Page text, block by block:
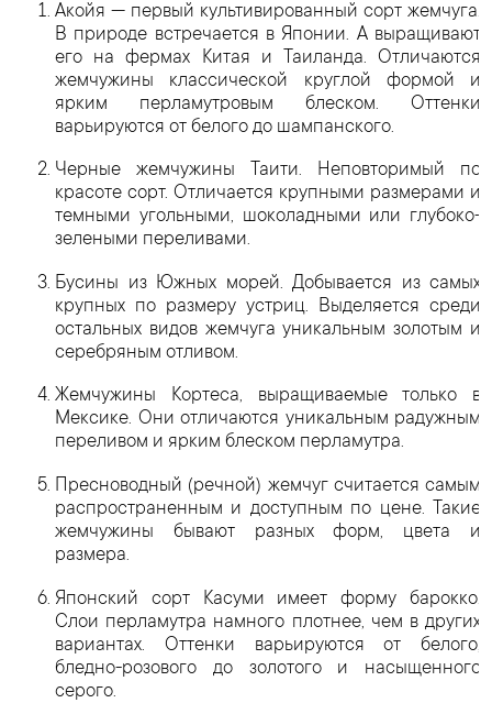
Акойя — первый культивированный сорт жемчуга.
В природе встречается в Японии. А выращивают
его на фермах Китая и Таиланда. Отличаются
жемчужины классической круглой формой и
ярким перламутровым блеском. Оттенки
варьируются от белого до шампанского.
Черные жемчужины Таити. Неповторимый по
красоте сорт. Отличается крупными размерами и
темными угольными, шоколадными или глубоко-
зелеными переливами.
Бусины из Южных морей. Добывается из самых
крупных по размеру устриц. Выделяется среди
остальных видов жемчуга уникальным золотым и
серебряным отливом.
Жемчужины Кортеса, выращиваемые только в
Мексике. Они отличаются уникальным радужным
переливом и ярким блеском перламутра.
Пресноводный (речной) жемчуг считается самым
распространенным и доступным по цене. Такие
жемчужины бывают разных форм, цвета и
размера.
Японский сорт Касуми имеет форму барокко.
Слои перламутра намного плотнее, чем в других
вариантах. Оттенки варьируются от белого,
бледно-розового до золотого и насыщенного
серого.